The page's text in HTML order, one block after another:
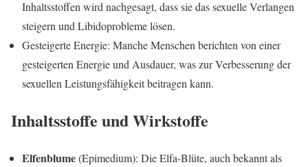
Inhaltsstoffen wird nachgesagt, dass sie das sexuelle Verlangen
steigern und Libidoprobleme lösen.
Gesteigerte Energie: Manche Menschen berichten von einer
gesteigerten Energie und Ausdauer, was zur Verbesserung der
sexuellen Leistungsfähigkeit beitragen kann.
Inhaltsstoffe und Wirkstoffe
Elfenblume(Epimedium): Die Elfa-Blüte, auch bekannt als